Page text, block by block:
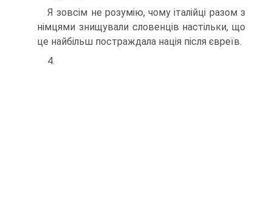
Я зовсім не розумію, чому італійці разом з
німцями знищували словенців настільки, що
це найбільш постраж­дала нація після євреїв.
4.